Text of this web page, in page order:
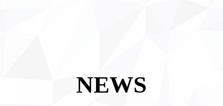
NEWS